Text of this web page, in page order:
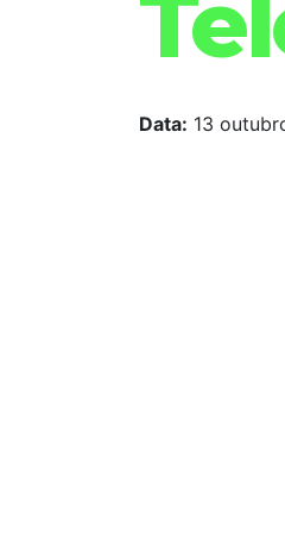
Data: 13